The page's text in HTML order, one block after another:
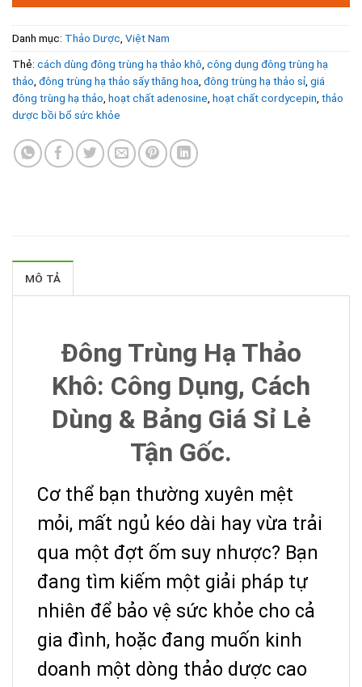
Danh mục: Thảo Dược, Việt Nam
Thẻ: cách dùng đông trùng hạ thảo khô, công dụng đông trùng hạ
thảo, đông trùng hạ thảo sấy thăng hoa, đông trùng hạ thảo sỉ, giá
đông trùng hạ thảo, hoạt chất adenosine, hoạt chất cordycepin, thảo
dược bồi bổ sức khỏe
MÔ TẢ
Đông Trùng Hạ Thảo
Khô: Công Dụng, Cách
Dùng & Bảng Giá Sỉ Lẻ
Tận Gốc.
Cơ thể bạn thường xuyên mệt
mỏi, mất ngủ kéo dài hay vừa trải
qua một đợt ốm suy nhược? Bạn
đang tìm kiếm một giải pháp tự
nhiên để bảo vệ sức khỏe cho cả
gia đình, hoặc đang muốn kinh
doanh một dòng thảo dược cao